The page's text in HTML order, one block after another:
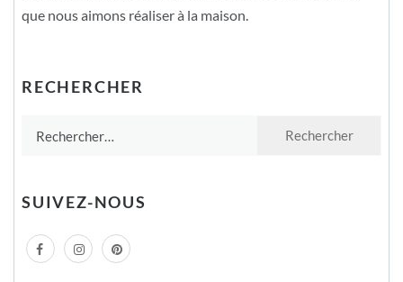
que nous aimons réaliser à la maison.
RECHERCHER
SUIVEZ-NOUS